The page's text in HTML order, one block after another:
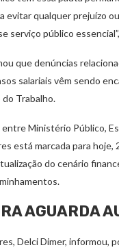
evitar qualquer prejuízo
serviço público
que denúncias
salariais vêm sendo
Trabalho.
entre Ministério Público,
está marcada para hoje,
do cenário
AGUARDA
Delci Dimer, informou,